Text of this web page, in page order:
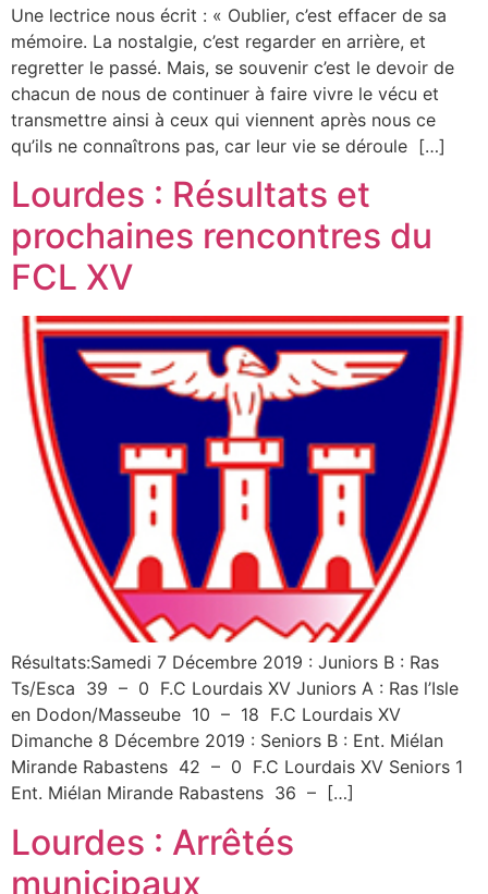
Une lectrice nous écrit : « Oublier, c’est effacer de sa
mémoire. La nostalgie, c’est regarder en arrière, et
regretter le passé. Mais, se souvenir c’est le devoir de
chacun de nous de continuer à faire vivre le vécu et
transmettre ainsi à ceux qui viennent après nous ce
qu’ils ne connaîtrons pas, car leur vie se déroule […]
Lourdes : Résultats et
prochaines rencontres du
FCL XV
Résultats:Samedi 7 Décembre 2019 : Juniors B : Ras
Ts/Esca 39 – 0 F.C Lourdais XV Juniors A : Ras l’Isle
en Dodon/Masseube 10 – 18 F.C Lourdais XV
Dimanche 8 Décembre 2019 : Seniors B : Ent. Miélan
Mirande Rabastens 42 – 0 F.C Lourdais XV Seniors 1
Ent. Miélan Mirande Rabastens 36 – […]
Lourdes : Arrêtés
municipaux